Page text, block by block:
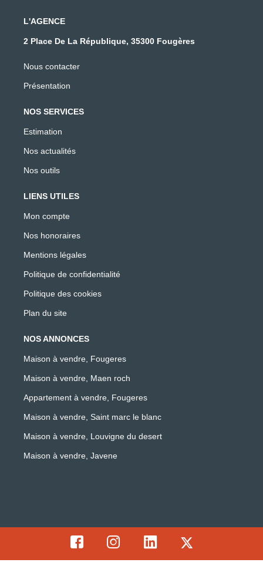
L'AGENCE
2 Place De La République, 35300 Fougères
Nous contacter
Présentation
NOS SERVICES
Estimation
Nos actualités
Nos outils
LIENS UTILES
Mon compte
Nos honoraires
Mentions légales
Politique de confidentialité
Politique des cookies
Plan du site
NOS ANNONCES
Maison à vendre, Fougeres
Maison à vendre, Maen roch
Appartement à vendre, Fougeres
Maison à vendre, Saint marc le blanc
Maison à vendre, Louvigne du desert
Maison à vendre, Javene